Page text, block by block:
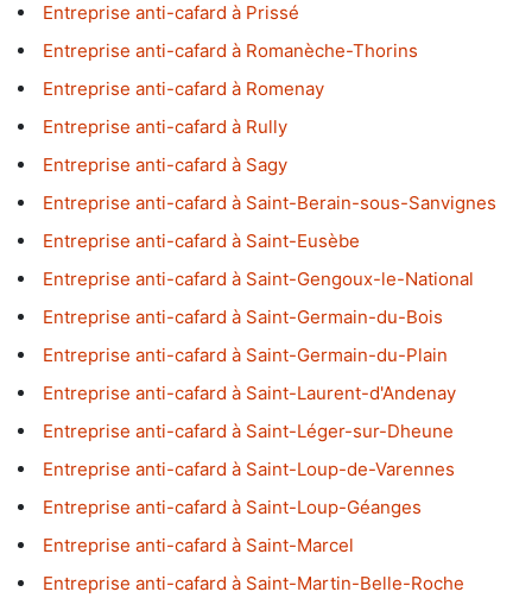
Entreprise anti-cafard à Prissé
Entreprise anti-cafard à Romanèche-Thorins
Entreprise anti-cafard à Romenay
Entreprise anti-cafard à Rully
Entreprise anti-cafard à Sagy
Entreprise anti-cafard à Saint-Berain-sous-Sanvignes
Entreprise anti-cafard à Saint-Eusèbe
Entreprise anti-cafard à Saint-Gengoux-le-National
Entreprise anti-cafard à Saint-Germain-du-Bois
Entreprise anti-cafard à Saint-Germain-du-Plain
Entreprise anti-cafard à Saint-Laurent-d'Andenay
Entreprise anti-cafard à Saint-Léger-sur-Dheune
Entreprise anti-cafard à Saint-Loup-de-Varennes
Entreprise anti-cafard à Saint-Loup-Géanges
Entreprise anti-cafard à Saint-Marcel
Entreprise anti-cafard à Saint-Martin-Belle-Roche